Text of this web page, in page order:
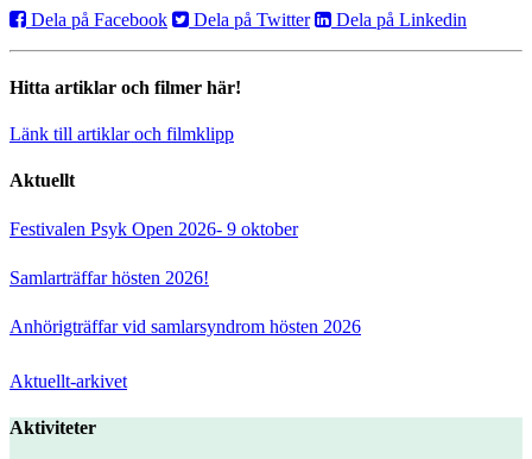
Dela på Facebook
Dela på Twitter Dela på Linkedin
Hitta artiklar och filmer här!
Länk till artiklar och filmklipp
Aktuellt
Festivalen Psyk Open 2026- 9 oktober
Samlarträffar hösten 2026!
Anhörigträffar vid samlarsyndrom hösten 2026
Aktuellt-arkivet
Aktiviteter